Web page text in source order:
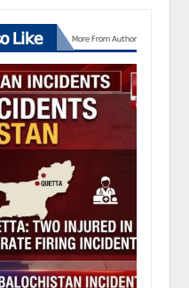
Like More From Author